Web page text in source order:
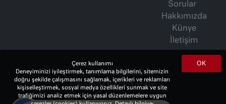
Sorular
Hakkımızda
Künye
İletişim
İsmet Berkan Yazıları
Ertuğrul Özkök Yazıları
Haftalık Gazete
OK
Çerez kullanımı
Deneyiminizi iyileştirmek, tanımlama bilgilerini, sitemizin
doğru şekilde çalışmasını sağlamak, içerikleri ve reklamları
kişiselleştirmek, sosyal medya özellikleri sunmak ve site
trafiğimizi analiz etmek için yasal düzenlemelere uygun